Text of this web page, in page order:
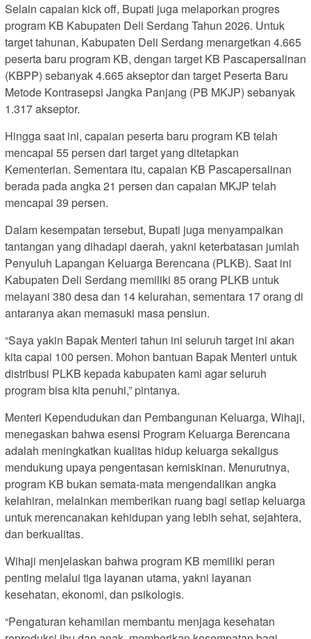
Selain capaian kick off, Bupati juga melaporkan progres
program KB Kabupaten Deli Serdang Tahun 2026. Untuk
target tahunan, Kabupaten Deli Serdang menargetkan 4.665
peserta baru program KB, dengan target KB Pascapersalinan
(KBPP) sebanyak 4.665 akseptor dan target Peserta Baru
Metode Kontrasepsi Jangka Panjang (PB MKJP) sebanyak
1.317 akseptor.
Hingga saat ini, capaian peserta baru program KB telah
mencapai 55 persen dari target yang ditetapkan
Kementerian. Sementara itu, capaian KB Pascapersalinan
berada pada angka 21 persen dan capaian MKJP telah
mencapai 39 persen.
Dalam kesempatan tersebut, Bupati juga menyampaikan
tantangan yang dihadapi daerah, yakni keterbatasan jumlah
Penyuluh Lapangan Keluarga Berencana (PLKB). Saat ini
Kabupaten Deli Serdang memiliki 85 orang PLKB untuk
melayani 380 desa dan 14 kelurahan, sementara 17 orang di
antaranya akan memasuki masa pensiun.
“Saya yakin Bapak Menteri tahun ini seluruh target ini akan
kita capai 100 persen. Mohon bantuan Bapak Menteri untuk
distribusi PLKB kepada kabupaten kami agar seluruh
program bisa kita penuhi,” pintanya.
Menteri Kependudukan dan Pembangunan Keluarga, Wihaji,
menegaskan bahwa esensi Program Keluarga Berencana
adalah meningkatkan kualitas hidup keluarga sekaligus
mendukung upaya pengentasan kemiskinan. Menurutnya,
program KB bukan semata-mata mengendalikan angka
kelahiran, melainkan memberikan ruang bagi setiap keluarga
untuk merencanakan kehidupan yang lebih sehat, sejahtera,
dan berkualitas.
Wihaji menjelaskan bahwa program KB memiliki peran
penting melalui tiga layanan utama, yakni layanan
kesehatan, ekonomi, dan psikologis.
“Pengaturan kehamilan membantu menjaga kesehatan